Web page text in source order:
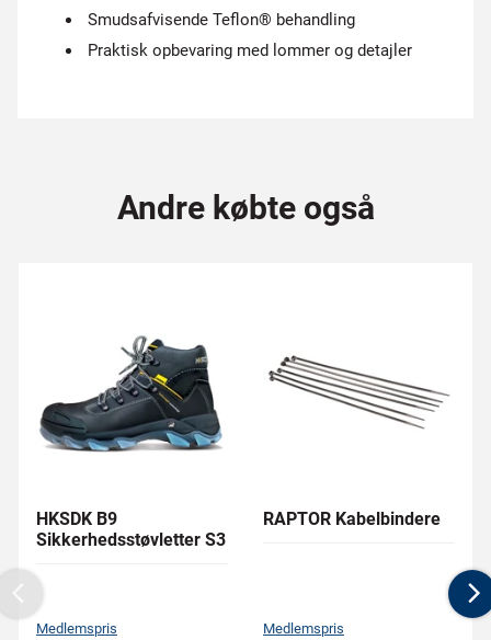
Smudsafvisende Teflon® behandling
Praktisk opbevaring med lommer og detajler
Andre købte også
HKSDK B9
Sikkerhedsstøvletter S3
Medlemspris
RAPTOR Kabelbindere
Medlemspris
Previous